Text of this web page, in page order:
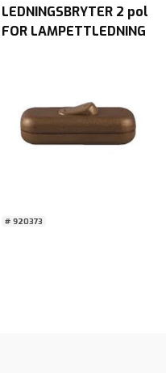
LEDNINGSBRYTER 2 pol
FOR LAMPETTLEDNING
# 920373